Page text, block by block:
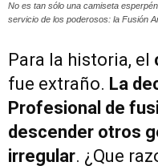
No es tan sólo una camiseta
servicio de los poderosos: la Fusión
Para la historia, el
fue extraño. La
Profesional de
descender otros
irregular. ¿Que